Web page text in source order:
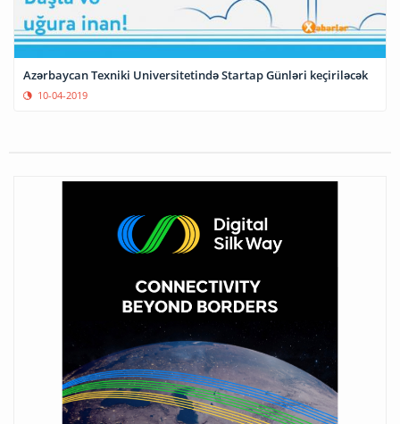
Azərbaycan Texniki Universitetində Startap Günləri keçiriləcək
10-04-2019